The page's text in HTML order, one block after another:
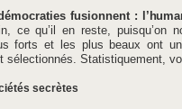
fusionnent :
ce qu’il en reste, puisqu’on
forts et les plus beaux ont
sélectionnés. Statistiquement,
secrètes